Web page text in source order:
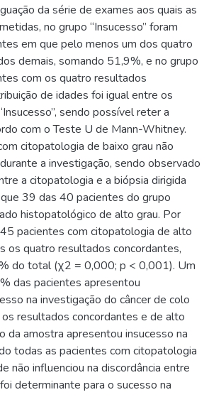
da série de exames aos quais as
no grupo “Insucesso” foram
em que pelo menos um dos quatro
demais, somando 51,9%, e no grupo
com os quatro resultados
de idades foi igual entre os
sendo possível reter a
com o Teste U de Mann-Whitney.
citopatologia de baixo grau não
a investigação, sendo observado
a citopatologia e a biópsia dirigida
39 das 40 pacientes do grupo
histopatológico de alto grau. Por
pacientes com citopatologia de alto
os quatro resultados concordantes,
do total (χ2 = 0,000; p < 0,001). Um
das pacientes apresentou
na investigação do câncer de colo
resultados concordantes e de alto
da amostra apresentou insucesso na
todas as pacientes com citopatologia
não influenciou na discordância entre
determinante para o sucesso na